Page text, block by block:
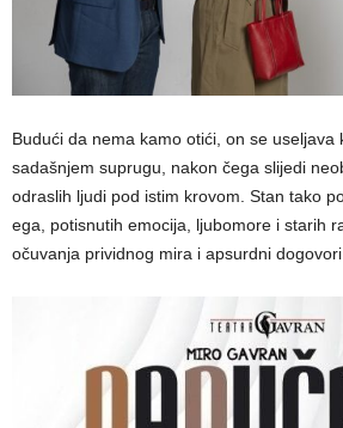
Budući da nema kamo otići, on se useljava
sadašnjem suprugu, nakon čega slijedi
odraslih ljudi pod istim krovom. Stan tako
ega, potisnutih emocija, ljubomore i starih
očuvanja prividnog mira i apsurdni